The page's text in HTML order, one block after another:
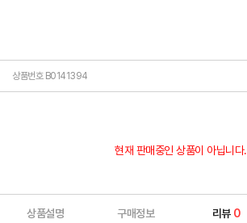
상품번호 B0141394
현재 판매중인 상품이 아닙니다.
상품설명 구매정보 리뷰 0